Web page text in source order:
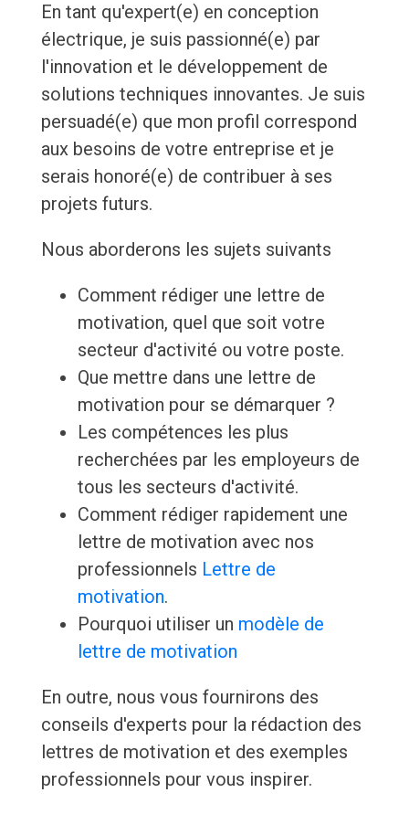
En tant qu'expert(e) en conception
électrique, je suis passionné(e) par
l'innovation et le développement de
solutions techniques innovantes. Je suis
persuadé(e) que mon profil correspond
aux besoins de votre entreprise et je
serais honoré(e) de contribuer à ses
projets futurs.
Nous aborderons les sujets suivants
Comment rédiger une lettre de
motivation, quel que soit votre
secteur d'activité ou votre poste.
Que mettre dans une lettre de
motivation pour se démarquer ?
Les compétences les plus
recherchées par les employeurs de
tous les secteurs d'activité.
Comment rédiger rapidement une
lettre de motivation avec nos
professionnels Lettre de
motivation.
Pourquoi utiliser un modèle de
lettre de motivation
En outre, nous vous fournirons des
conseils d'experts pour la rédaction des
lettres de motivation et des exemples
professionnels pour vous inspirer.